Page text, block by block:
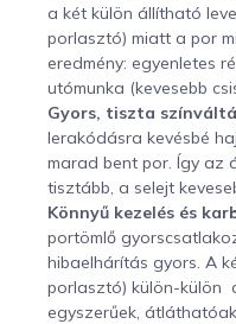
a két külön állítható
porlasztó) miatt a por
eredmény: egyenletes
utómunka (kevesebb
Gyors, tiszta
lerakódásra kevésbé
marad bent por. Így az
tisztább, a selejt
Könnyű kezelés és
portömlő
hibaelhárítás gyors. A
porlasztó) külön-külön
egyszerűek,